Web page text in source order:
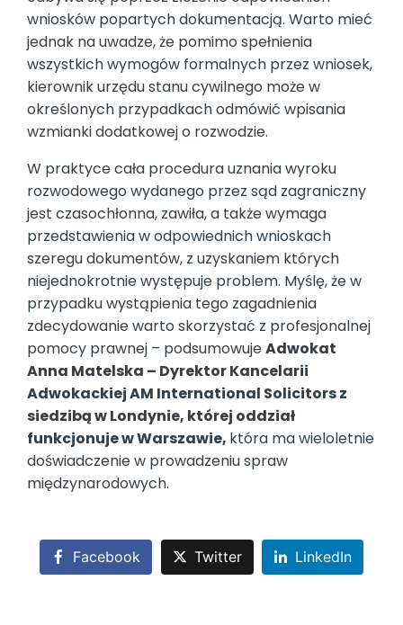
wniosków popartych dokumentacją. Warto mieć
jednak na uwadze, że pomimo spełnienia
wszystkich wymogów formalnych przez wniosek,
kierownik urzędu stanu cywilnego może w
określonych przypadkach odmówić wpisania
wzmianki dodatkowej o rozwodzie.
W praktyce cała procedura uznania wyroku
rozwodowego wydanego przez sąd zagraniczny
jest czasochłonna, zawiła, a także wymaga
przedstawienia w odpowiednich wnioskach
szeregu dokumentów, z uzyskaniem których
niejednokrotnie występuje problem. Myślę, że w
przypadku wystąpienia tego zagadnienia
zdecydowanie warto skorzystać z profesjonalnej
pomocy prawnej – podsumowujeAdwokat
Anna Matelska – Dyrektor Kancelarii
Adwokackiej AM International Solicitors z
siedzibą w Londynie, której oddział
funkcjonuje w Warszawie, która ma wieloletnie
doświadczenie w prowadzeniu spraw
międzynarodowych.
Facebook Twitter LinkedIn